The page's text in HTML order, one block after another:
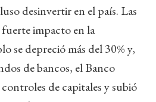
desinvertir en el país. Las
impacto en la
se depreció más del 30% y,
de bancos, el Banco
de capitales y subió